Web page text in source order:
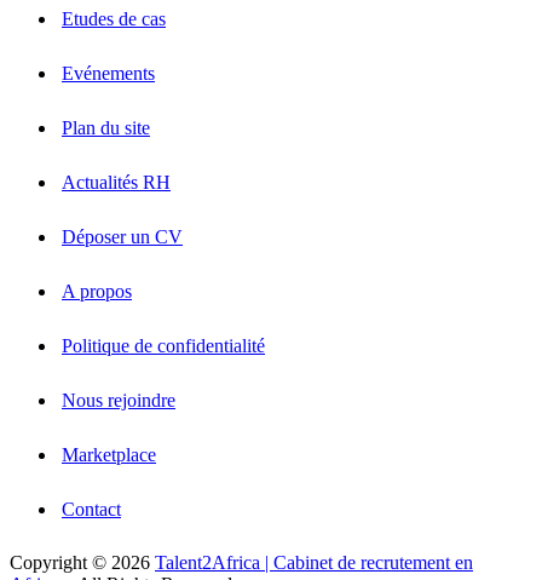
Etudes de cas
Evénements
Plan du site
Actualités RH
Déposer un CV
A propos
Politique de confidentialité
Nous rejoindre
Marketplace
Contact
Copyright © 2026 Talent2Africa | Cabinet de recrutement en